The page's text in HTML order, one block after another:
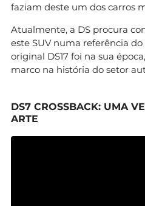
faziam deste um dos carros
Atualmente, a DS procura
este SUV numa referência
original DS17 foi na sua
marco na história do setor
DS7 CROSSBACK: UMA
ARTE